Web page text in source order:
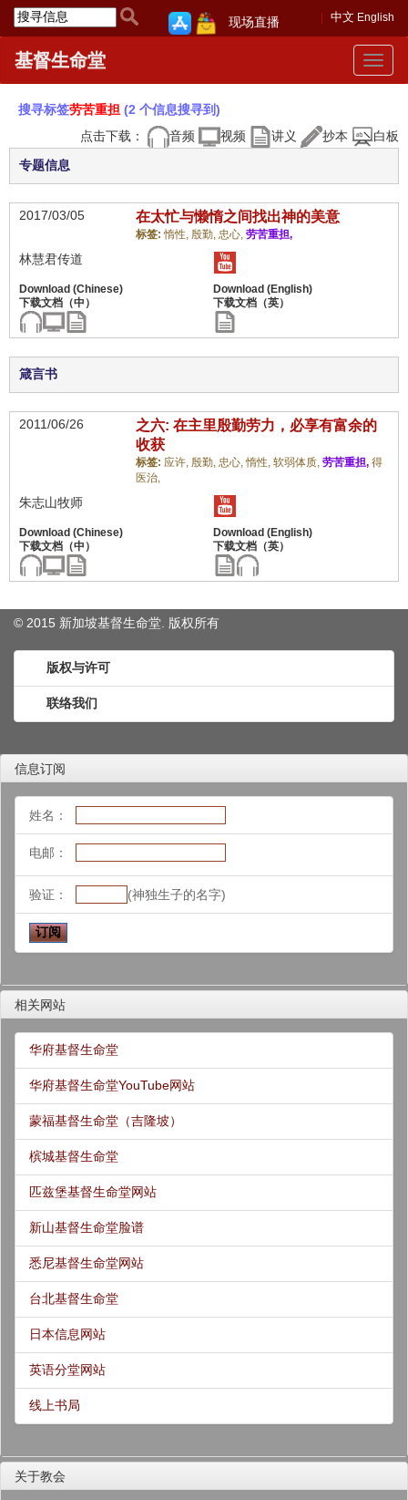
中文 English
现场直播
Toggle
基督生命堂
搜寻标签劳苦重担 (2 个信息搜寻到)
点击下载：
音频 视频 讲义 抄本 白板
专题信息
2017/03/05 在太忙与懒惰之间找出神的美意
标签:惰性, 殷勤, 忠心, 劳苦重担,
林慧君传道
箴言书
2011/06/26
之六: 在主里殷勤劳力，必享有富余的
收获
标签: 应许, 殷勤, 忠心,惰性, 软弱体质, 劳苦重担, 得
医治,
朱志山牧师
© 2015 新加坡基督生命堂. 版权所有
版权与许可
联络我们
信息订阅
姓名：
电邮：
验证： (神独生子的名字)
相关网站
华府基督生命堂
华府基督生命堂YouTube网站
蒙福基督生命堂（吉隆坡）
槟城基督生命堂
匹兹堡基督生命堂网站
新山基督生命堂脸谱
悉尼基督生命堂网站
台北基督生命堂
日本信息网站
英语分堂网站
线上书局
关于教会